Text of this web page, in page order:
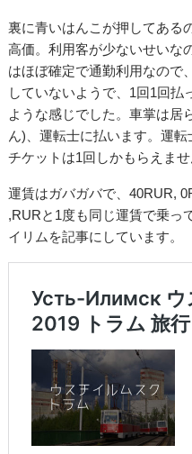
裏に青いはんこが押してある
高価。利用客が少ないせいな
はほぼ確定で通勤利用なので
していないようで、1回1回払
ような感じでした。車掌は居
ん)、運転士に払います。運
チケットは1回しかもらえませ
運賃はガバガバで、40RUR,
,RURと1度も同じ運賃で乗っ
イリムを記事にしています。